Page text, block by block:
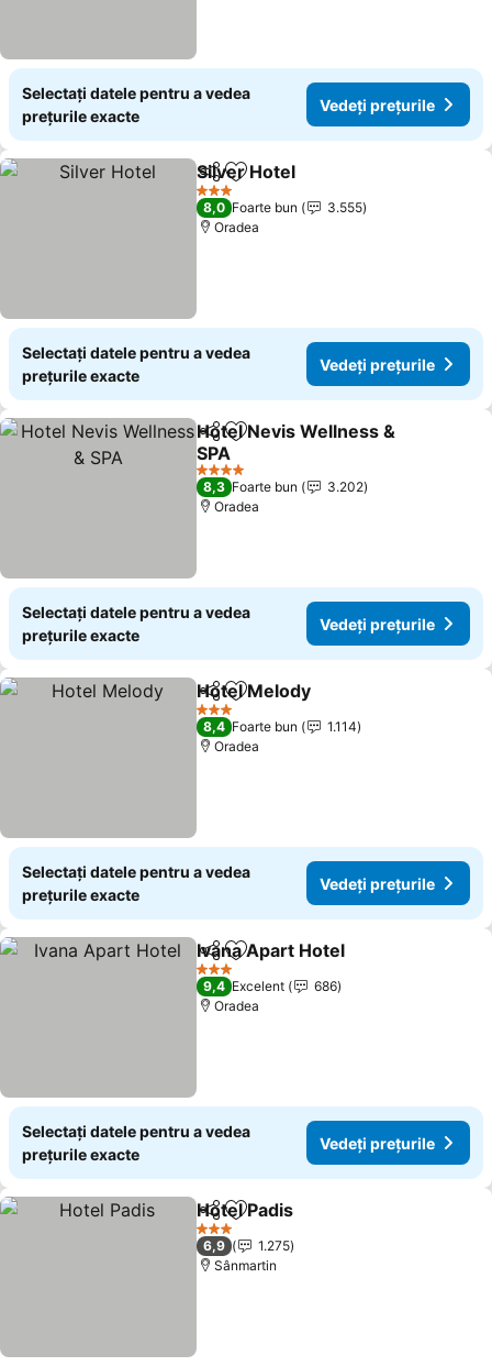
Selectați datele pentru a vedea
prețurile exacte
Vedeți prețurile
DistribuițiAdăugaţi la favorite
Silver Hotel
3 Stele
8,0 Foarte bun
3.555
Oradea
Selectați datele pentru a vedea
prețurile exacte
Vedeți prețurile
DistribuițiAdăugaţi la favorite
Hotel Nevis Wellness &
SPA
4 Stele
8,3 Foarte bun
3.202
Oradea
Selectați datele pentru a vedea
prețurile exacte
Vedeți prețurile
DistribuițiAdăugaţi la favorite
Hotel Melody
3 Stele
8,4 Foarte bun
1.114
Oradea
Selectați datele pentru a vedea
prețurile exacte
Vedeți prețurile
DistribuițiAdăugaţi la favorite
Ivana Apart Hotel
3 Stele
9,4 Excelent
686
Oradea
Selectați datele pentru a vedea
prețurile exacte
Vedeți prețurile
DistribuițiAdăugaţi la favorite
Hotel Padis
3 Stele
6,9
1.275
Sânmartin